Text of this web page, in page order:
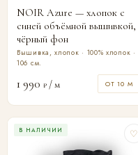
NOIR Azure — хлопок с
синей объёмной вышивкой,
чёрный фон
Вышивка, хлопок · 100% хлопок ·
106 см.
1 990 ₽ / м ОТ 10 М
В НАЛИЧИИ ♡